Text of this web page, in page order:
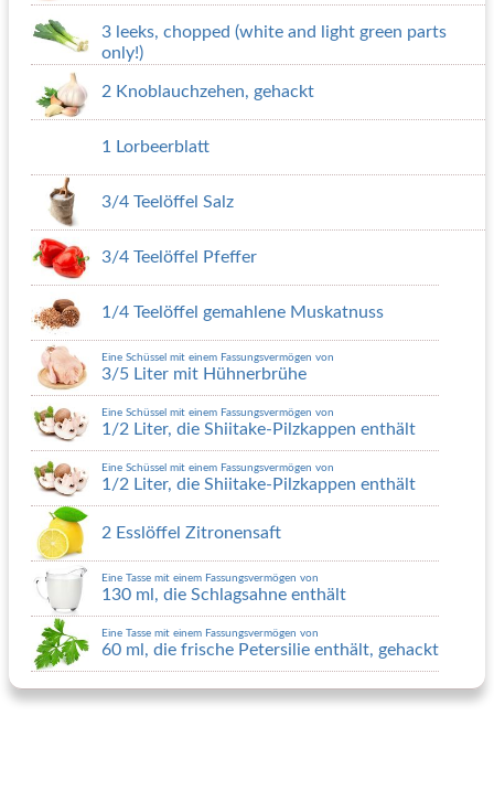
3 leeks, chopped (white and light green parts
only!)
2 Knoblauchzehen, gehackt
1 Lorbeerblatt
3/4 Teelöffel Salz
3/4 Teelöffel Pfeffer
1/4 Teelöffel gemahlene Muskatnuss
Eine Schüssel mit einem Fassungsvermögen von
3/5 Liter mit Hühnerbrühe
Eine Schüssel mit einem Fassungsvermögen von
1/2 Liter, die Shiitake-Pilzkappen enthält
Eine Schüssel mit einem Fassungsvermögen von
1/2 Liter, die Shiitake-Pilzkappen enthält
2 Esslöffel Zitronensaft
Eine Tasse mit einem Fassungsvermögen von
130 ml, die Schlagsahne enthält
Eine Tasse mit einem Fassungsvermögen von
60 ml, die frische Petersilie enthält, gehackt